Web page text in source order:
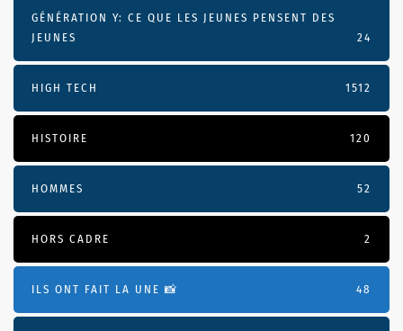
GÉNÉRATION Y: CE QUE LES JEUNES PENSENT DES
JEUNES
24
HIGH TECH 1512
HISTOIRE 120
HOMMES 52
HORS CADRE 2
ILS ONT FAIT LA UNE 📸 48